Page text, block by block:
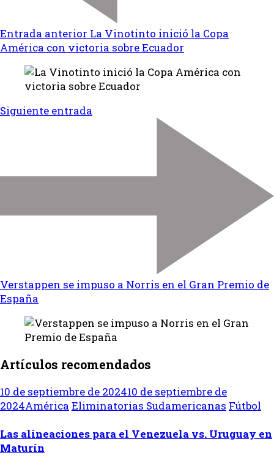
Entrada anterior La Vinotinto inició la Copa
América con victoria sobre Ecuador
Siguiente entrada
Verstappen se impuso a Norris en el Gran Premio de
España
Artículos recomendados
10 de septiembre de 202410 de septiembre de
2024América Eliminatorias Sudamericanas Fútbol
Las alineaciones para el Venezuela vs. Uruguay en
Maturín